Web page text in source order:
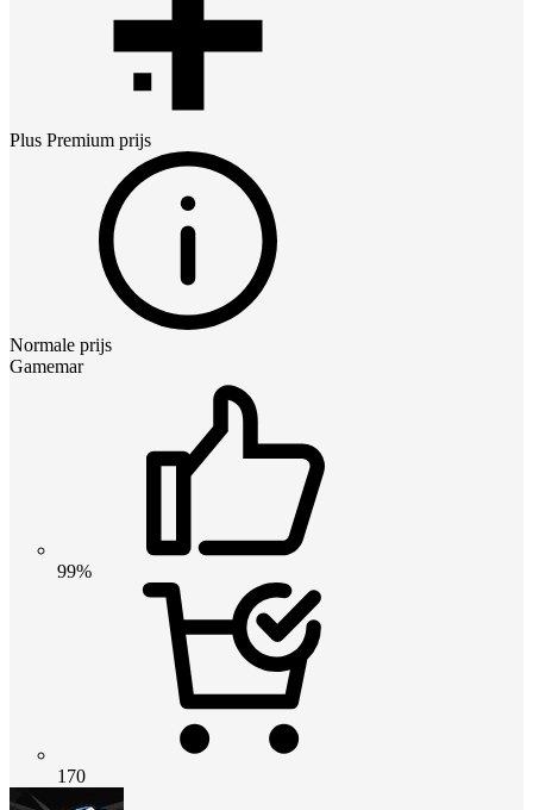
Plus Premium prijs
Normale prijs
Gamemar
99%
170